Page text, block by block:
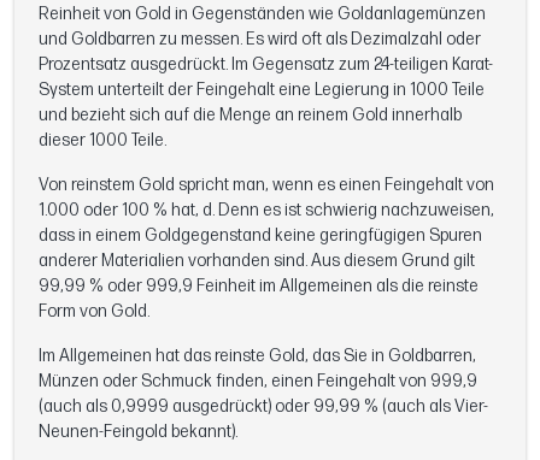
Reinheit von Gold in Gegenständen wie Goldanlagemünzen
und Goldbarren zu messen. Es wird oft als Dezimalzahl oder
Prozentsatz ausgedrückt. Im Gegensatz zum 24-teiligen Karat-
System unterteilt der Feingehalt eine Legierung in 1000 Teile
und bezieht sich auf die Menge an reinem Gold innerhalb
dieser 1000 Teile.
Von reinstem Gold spricht man, wenn es einen Feingehalt von
1.000 oder 100 % hat, d. Denn es ist schwierig nachzuweisen,
dass in einem Goldgegenstand keine geringfügigen Spuren
anderer Materialien vorhanden sind. Aus diesem Grund gilt
99,99 % oder 999,9 Feinheit im Allgemeinen als die reinste
Form von Gold.
Im Allgemeinen hat das reinste Gold, das Sie in Goldbarren,
Münzen oder Schmuck finden, einen Feingehalt von 999,9
(auch als 0,9999 ausgedrückt) oder 99,99 % (auch als Vier-
Neunen-Feingold bekannt).